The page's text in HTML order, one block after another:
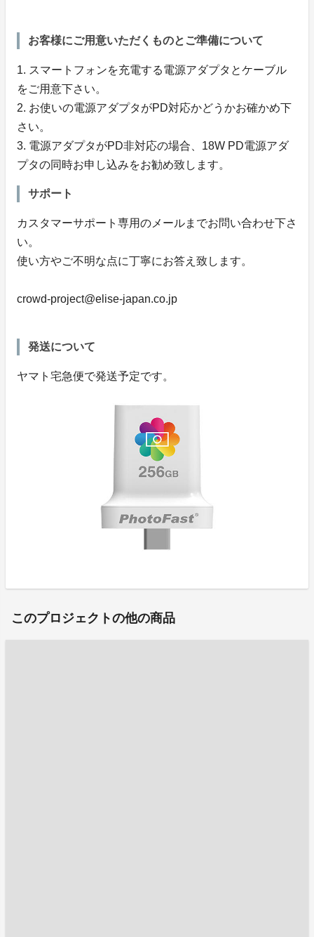
お客様にご用意いただくものとご準備について
1. スマートフォンを充電する電源アダプタとケーブル
をご用意下さい。
2. お使いの電源アダプタがPD対応かどうかお確かめ下
さい。
3. 電源アダプタがPD非対応の場合、18W PD電源アダ
プタの同時お申し込みをお勧め致します。
サポート
カスタマーサポート専用のメールまでお問い合わせ下さ
い。
使い方やご不明な点に丁寧にお答え致します。
crowd-project@elise-japan.co.jp
発送について
ヤマト宅急便で発送予定です。
このプロジェクトの他の商品